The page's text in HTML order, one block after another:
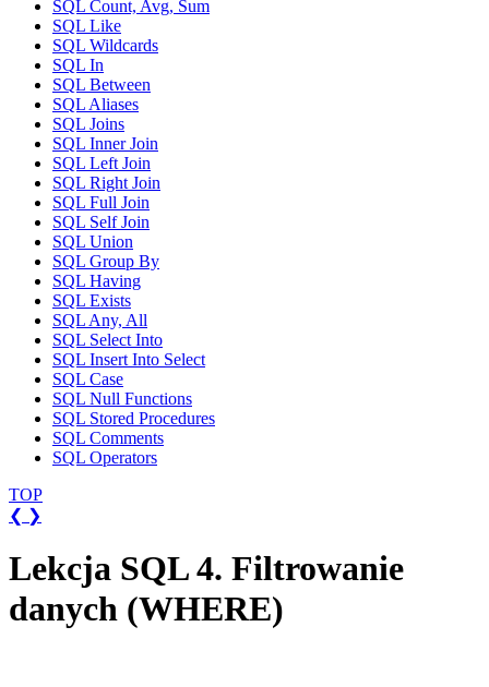
SQL Count, Avg, Sum
SQL Like
SQL Wildcards
SQL In
SQL Between
SQL Aliases
SQL Joins
SQL Inner Join
SQL Left Join
SQL Right Join
SQL Full Join
SQL Self Join
SQL Union
SQL Group By
SQL Having
SQL Exists
SQL Any, All
SQL Select Into
SQL Insert Into Select
SQL Case
SQL Null Functions
SQL Stored Procedures
SQL Comments
SQL Operators
TOP
❮ ❯
Lekcja SQL 4. Filtrowanie
danych (WHERE)